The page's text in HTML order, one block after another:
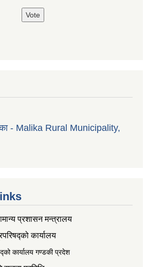
- Malika Rural Municipality,
प्रशासन मन्त्रालय
कार्यालय
कार्यालय गण्डकी प्रदेश